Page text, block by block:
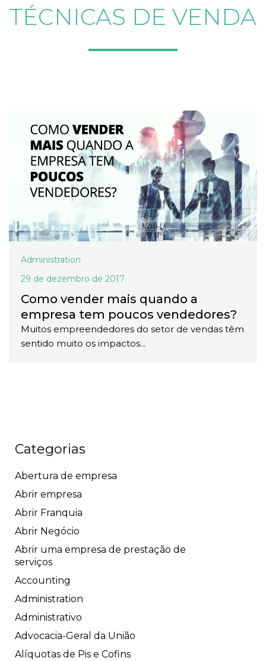
TÉCNICAS DE VENDA
Administration
29 de dezembro de 2017
Como vender mais quando a
empresa tem poucos vendedores?
Muitos empreendedores do setor de vendas têm
sentido muito os impactos...
Categorias
Abertura de empresa
Abrir empresa
Abrir Franquia
Abrir Negócio
Abrir uma empresa de prestação de
serviços
Accounting
Administration
Administrativo
Advocacia-Geral da União
Alíquotas de Pis e Cofins